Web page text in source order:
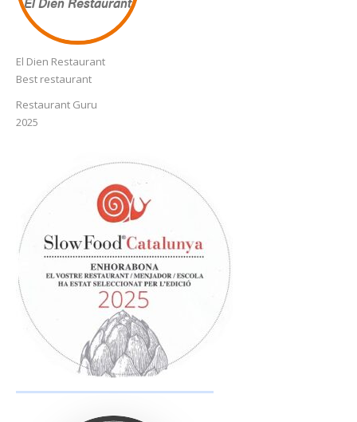
El Dien Restaurant
El Dien Restaurant
Best restaurant
Restaurant Guru
2025